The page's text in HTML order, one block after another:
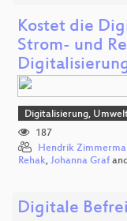
Kostet die
Strom- und
Digitalisierung,
187
Hendrik
Rehak, Johanna Graf
Digitale